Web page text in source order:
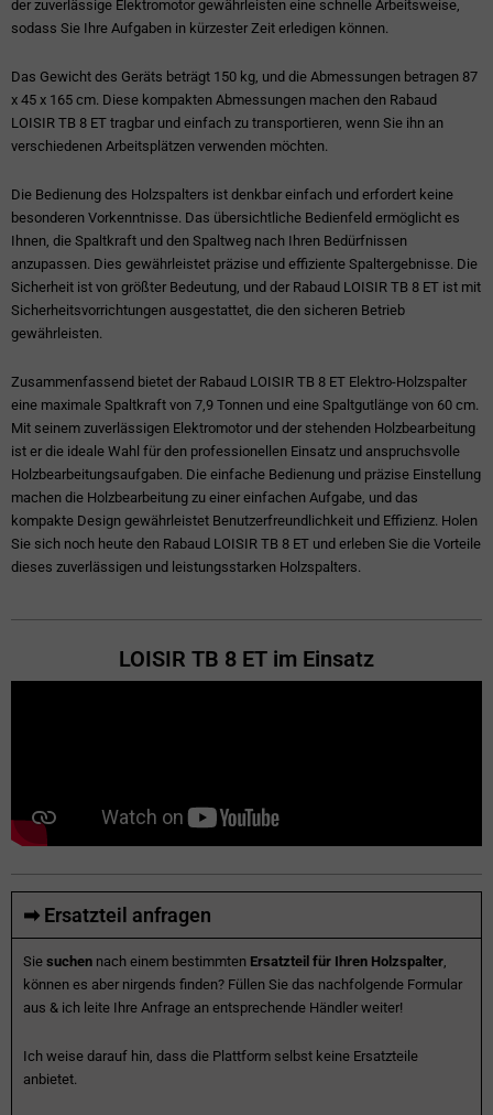
der zuverlässige Elektromotor gewährleisten eine schnelle Arbeitsweise,
sodass Sie Ihre Aufgaben in kürzester Zeit erledigen können.
Das Gewicht des Geräts beträgt 150 kg, und die Abmessungen betragen 87
x 45 x 165 cm. Diese kompakten Abmessungen machen den Rabaud
LOISIR TB 8 ET tragbar und einfach zu transportieren, wenn Sie ihn an
verschiedenen Arbeitsplätzen verwenden möchten.
Die Bedienung des Holzspalters ist denkbar einfach und erfordert keine
besonderen Vorkenntnisse. Das übersichtliche Bedienfeld ermöglicht es
Ihnen, die Spaltkraft und den Spaltweg nach Ihren Bedürfnissen
anzupassen. Dies gewährleistet präzise und effiziente Spaltergebnisse. Die
Sicherheit ist von größter Bedeutung, und der Rabaud LOISIR TB 8 ET ist mit
Sicherheitsvorrichtungen ausgestattet, die den sicheren Betrieb
gewährleisten.
Zusammenfassend bietet der Rabaud LOISIR TB 8 ET Elektro-Holzspalter
eine maximale Spaltkraft von 7,9 Tonnen und eine Spaltgutlänge von 60 cm.
Mit seinem zuverlässigen Elektromotor und der stehenden Holzbearbeitung
ist er die ideale Wahl für den professionellen Einsatz und anspruchsvolle
Holzbearbeitungsaufgaben. Die einfache Bedienung und präzise Einstellung
machen die Holzbearbeitung zu einer einfachen Aufgabe, und das
kompakte Design gewährleistet Benutzerfreundlichkeit und Effizienz. Holen
Sie sich noch heute den Rabaud LOISIR TB 8 ET und erleben Sie die Vorteile
dieses zuverlässigen und leistungsstarken Holzspalters.
LOISIR TB 8 ET im Einsatz
➡ Ersatzteil anfragen
Sie suchen nach einem bestimmten Ersatzteil für Ihren Holzspalter,
können es aber nirgends finden? Füllen Sie das nachfolgende Formular
aus & ich leite Ihre Anfrage an entsprechende Händler weiter!
Ich weise darauf hin, dass die Plattform selbst keine Ersatzteile
anbietet.